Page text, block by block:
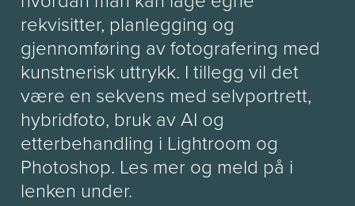
rekvisitter, planlegging og
gjennomføring av fotografering med
kunstnerisk uttrykk. I tillegg vil det
være en sekvens med selvportrett,
hybridfoto, bruk av AI og
etterbehandling i Lightroom og
Photoshop. Les mer og meld på i
lenken under.